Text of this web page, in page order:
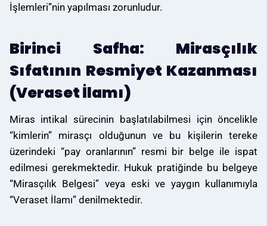
İşlemleri”nin yapılması zorunludur.
Birinci Safha: Mirasçılık
Sıfatının Resmiyet Kazanması
(Veraset İlamı)
Miras intikal sürecinin başlatılabilmesi için öncelikle
“kimlerin” mirasçı olduğunun ve bu kişilerin tereke
üzerindeki “pay oranlarının” resmi bir belge ile ispat
edilmesi gerekmektedir. Hukuk pratiğinde bu belgeye
“Mirasçılık Belgesi” veya eski ve yaygın kullanımıyla
“Veraset İlamı” denilmektedir.